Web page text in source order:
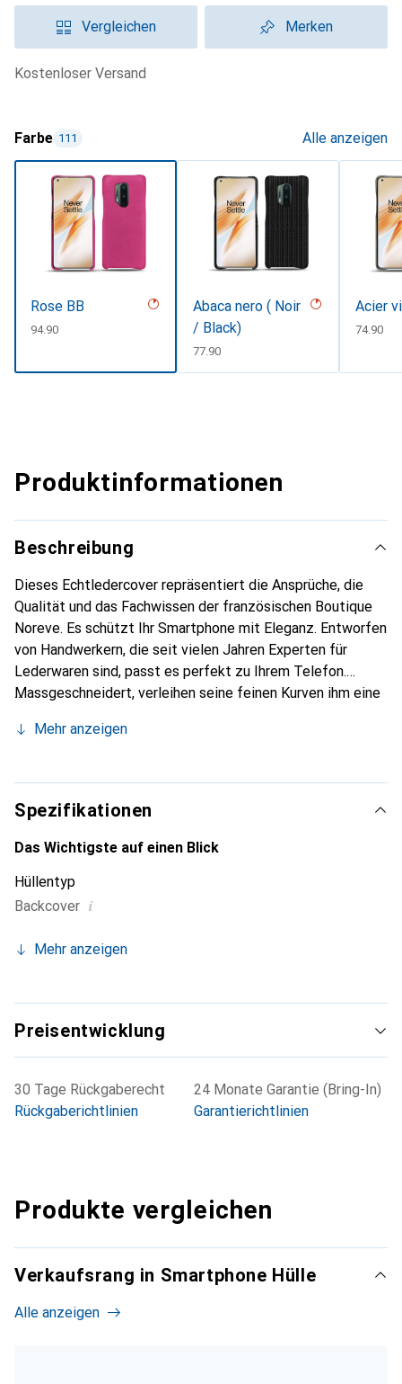
Vergleichen Merken
kostenloser Versand
Farbe 111 Alle anzeigen
Rose BB
CHF
94.90
Abaca nero ( Noir
/ Black)
CHF
77.90
Acier
CHF
74.90
Produktinformationen
Beschreibung
Dieses Echtledercover repräsentiert die Ansprüche, die
Qualität und das Fachwissen der französischen Boutique
Noreve. Es schützt Ihr Smartphone mit Eleganz. Entworfen
von Handwerkern, die seit vielen Jahren Experten für
Lederwaren sind, passt es perfekt zu Ihrem Telefon.
Massgeschneidert, verleihen seine feinen Kurven ihm eine
unverzichtbaren Accessoire Ihres Smartphones.
die Marke Noreve eine sichere Wahl für eine
anspruchsvolle Klientel.
Mehr anzeigen
Spezifikationen
Das Wichtigste auf einen Blick
Hüllentyp
Backcover i
Mehr anzeigen
Preisentwicklung
30 Tage Rückgaberecht
Rückgaberichtlinien
24 Monate Garantie (Bring-In)
Garantierichtlinien
Produkte vergleichen
Verkaufsrang in Smartphone Hülle
Alle anzeigen